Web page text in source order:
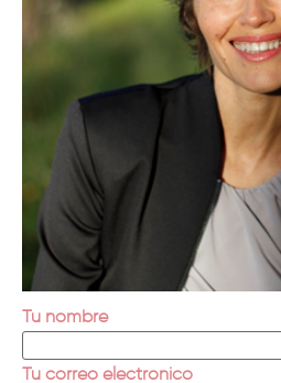
Tu nombre
Tu correo electrónico